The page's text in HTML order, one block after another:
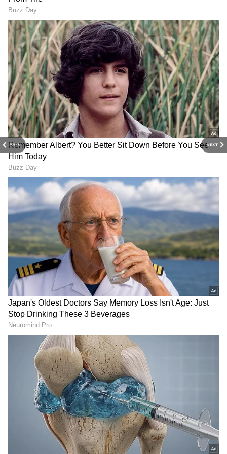
PREV NEXT
DOWNLOAD APP
RECOMMENDED STORIES
CM Vijay: டைவர்ஸ்
கேஸை வாபஸ் வாங்கிய
சங்கீதா! சமரசமா?
அரசியல் நிர்பந்தமா?
Vijay - Sangeetha:
பிரியமானவருக்காக
இறங்கி வந்த சங்கீதா
விஜய்.! தடைகளை
உடைத்து குடும்பத்தை
ஒன்று சேர்த்தது யார்
தெரியுமா?!